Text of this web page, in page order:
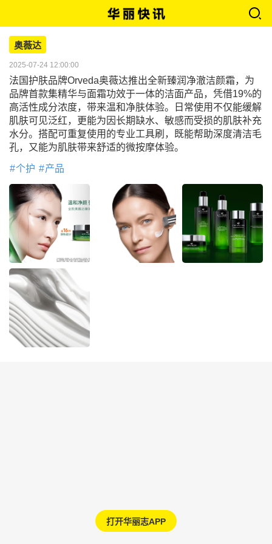
奥薇达
2025-07-24 12:00:00
法国护肤品牌Orveda奥薇达推出全新臻润净澈洁颜霜，为
品牌首款集精华与面霜功效于一体的洁面产品，凭借19%的
高活性成分浓度，带来温和净肤体验。日常使用不仅能缓解
肌肤可见泛红，更能为因长期缺水、敏感而受损的肌肤补充
水分。搭配可重复使用的专业工具刷，既能帮助深度清洁毛
孔，又能为肌肤带来舒适的微按摩体验。
个护 产品
打开华丽志APP